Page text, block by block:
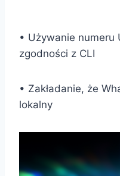
• Używanie numeru
zgodności z CLI
• Zakładanie, że
lokalny